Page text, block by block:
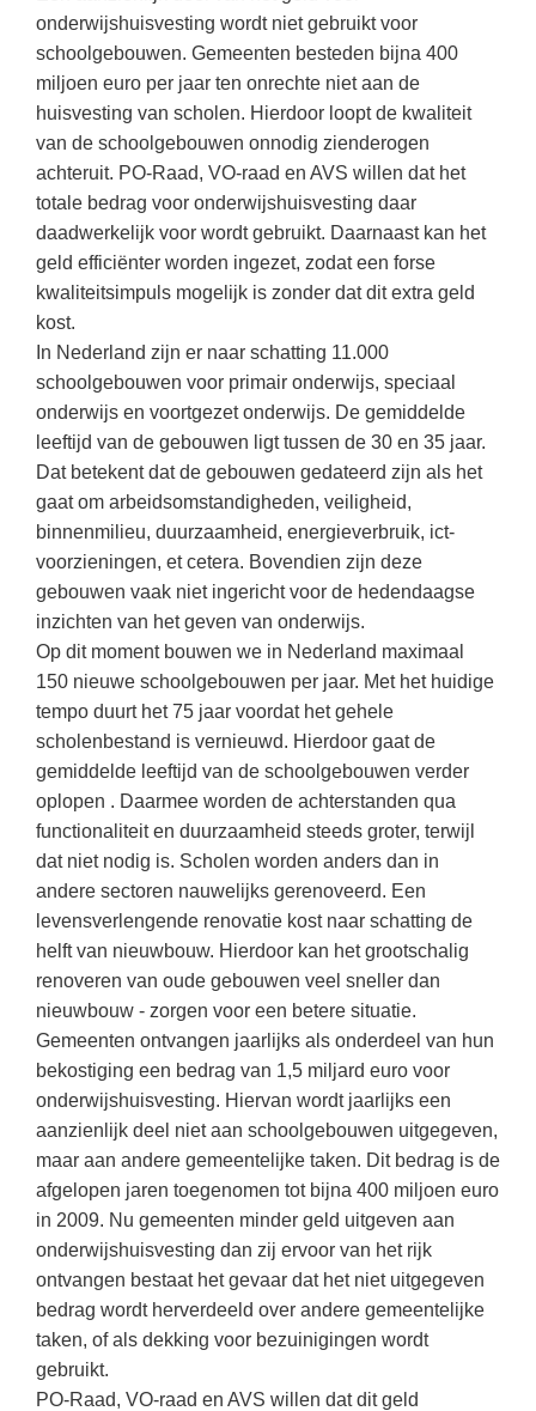
Digitaal onderwijs
Cito toets
Eindexamens
iPad scholen
NIEUWSARCHIEF
Augustus 2026
Juli 2026
Mei 2026
April 2026
Lespakket ‘Circulaire Economie - van
verpakking tot nieuwe grondstof’
Gastles Zeebenen in de klas
Cursus Leer het heelal begrijpen
Van verdunningscalculator tot
practicumvoorbereiding: gratis online
hulpmiddelen voor science-docenten en
TOA's
DGM in de klas
Frans
Techniek(28)
Open vacature
Engels(24)
Duits(21)
Lichamelijke opvoeding (19)
Economie(17)
VACATURES PER PLAATS
Amsterdam(66)
Rotterdam
Almere(49)
Den Haag(40)
Dordrecht
Zoetermeer(18)
Eindhoven(17)
Haarlem(16)
Alkmaar(16)
Kerst kleurplaten
PUZZELS
Woordpuzzels
Kruiswoordpuzzels
LEUK IN DE KLAS
Raadsels
Rebussen
Biologie
Burgerschap
Ckv
Duits
Economie
Engels
Filosofie
Frans
Fries (Frysk)
Geschiedenis
Handelswetenschappen
Klassieke Talen
Levensbeschouwing
Maatschappijleer
Muziek
Natuurkunde
Nederlands
Rekenen / Wiskunde
Scheikunde
Sociale vaardigheden
Studievaardigheden
Techniek
Topografie
Verkeer
Verzorging
THEMA'S
Budgetteren
De boerderij
Boek: Kleine werelden van het zonnestelsel
Leren met klassieke muziek
Lasermachine voor het onderwijs
Lasergraaf
Onderwijs opleidingen
Gratis lesmateriaal Dove self-esteem
Ontdek Memo voor de onderbouw zelf!
Maak uw leerlingen mediawijs!
Rekentuin: altijd en overal rekenen oefenen
op je eigen niveau
Taalzee: adaptief oefenen en toetsen
Theater als middel voor het aanleren van
sociale vaardigheden
Lesmateriaal gebaseerd op
(hersen)onderzoek
Meesterbaan onderwijsvacatures
LEERMETHODEN
Biologie
Examentraining
Geschiedenis
Media
Nederlands
Rekenen
Sociale vaardigheden
Studievaardigheden
Taalvaardigheden
LESMATERIAAL
Beeldende Vorming
Biologie
Geld PO
Geld VO
Geschiedenis
Maatschappijleer
onderwijshuisvesting wordt niet gebruikt voor
schoolgebouwen. Gemeenten besteden bijna 400
miljoen euro per jaar ten onrechte niet aan de
huisvesting van scholen. Hierdoor loopt de kwaliteit
van de schoolgebouwen onnodig zienderogen
achteruit. PO-Raad, VO-raad en AVS willen dat het
totale bedrag voor onderwijshuisvesting daar
daadwerkelijk voor wordt gebruikt. Daarnaast kan het
geld efficiënter worden ingezet, zodat een forse
kwaliteitsimpuls mogelijk is zonder dat dit extra geld
kost.
In Nederland zijn er naar schatting 11.000
schoolgebouwen voor primair onderwijs, speciaal
onderwijs en voortgezet onderwijs. De gemiddelde
leeftijd van de gebouwen ligt tussen de 30 en 35 jaar.
Dat betekent dat de gebouwen gedateerd zijn als het
gaat om arbeidsomstandigheden, veiligheid,
binnenmilieu, duurzaamheid, energieverbruik, ict-
voorzieningen, et cetera. Bovendien zijn deze
gebouwen vaak niet ingericht voor de hedendaagse
inzichten van het geven van onderwijs.
Op dit moment bouwen we in Nederland maximaal
150 nieuwe schoolgebouwen per jaar. Met het huidige
tempo duurt het 75 jaar voordat het gehele
scholenbestand is vernieuwd. Hierdoor gaat de
gemiddelde leeftijd van de schoolgebouwen verder
oplopen . Daarmee worden de achterstanden qua
functionaliteit en duurzaamheid steeds groter, terwijl
dat niet nodig is. Scholen worden anders dan in
andere sectoren nauwelijks gerenoveerd. Een
levensverlengende renovatie kost naar schatting de
helft van nieuwbouw. Hierdoor kan het grootschalig
renoveren van oude gebouwen veel sneller dan
nieuwbouw - zorgen voor een betere situatie.
Gemeenten ontvangen jaarlijks als onderdeel van hun
bekostiging een bedrag van 1,5 miljard euro voor
onderwijshuisvesting. Hiervan wordt jaarlijks een
aanzienlijk deel niet aan schoolgebouwen uitgegeven,
maar aan andere gemeentelijke taken. Dit bedrag is de
afgelopen jaren toegenomen tot bijna 400 miljoen euro
in 2009. Nu gemeenten minder geld uitgeven aan
onderwijshuisvesting dan zij ervoor van het rijk
ontvangen bestaat het gevaar dat het niet uitgegeven
bedrag wordt herverdeeld over andere gemeentelijke
taken, of als dekking voor bezuinigingen wordt
gebruikt.
PO-Raad, VO-raad en AVS willen dat dit geld